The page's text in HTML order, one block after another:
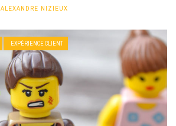
ALEXANDRE NIZIEUX
EXPÉRIENCE CLIENT